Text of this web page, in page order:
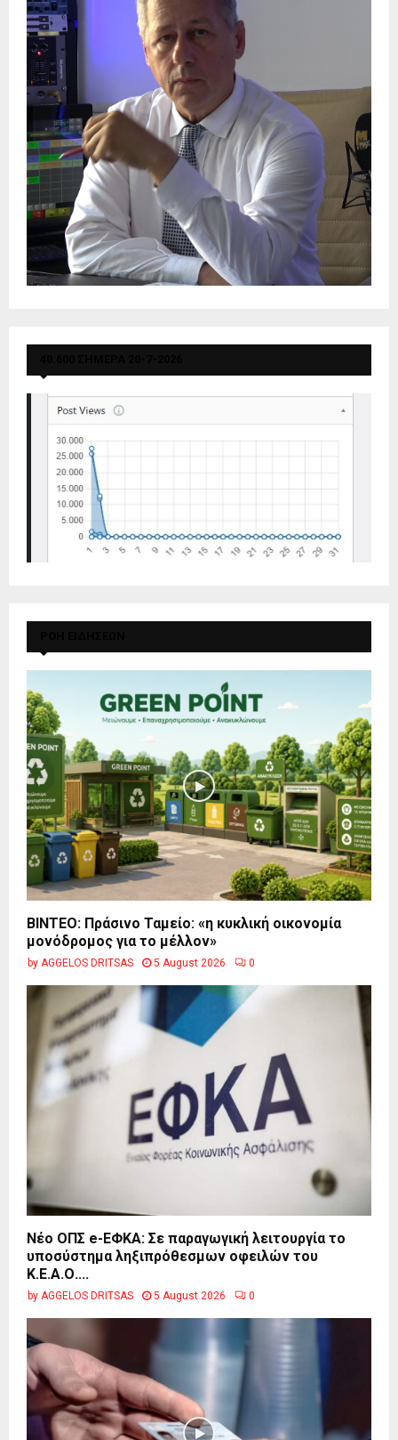
BINTEO: Πράσινο Ταμείο: «η κυκλική οικονομία
μονόδρομος για το μέλλον»
by AGGELOS DRITSAS 5 August 2026 0
Νέο ΟΠΣ e-ΕΦΚΑ: Σε παραγωγική λειτουργία το
υποσύστημα ληξιπρόθεσμων οφειλών του
Κ.Ε.Α.Ο....
by AGGELOS DRITSAS 5 August 2026 0